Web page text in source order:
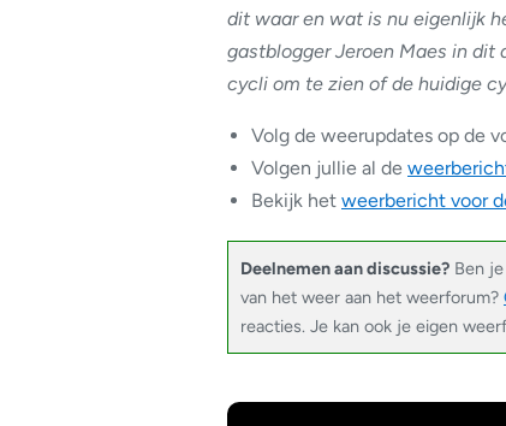
dit waar en wat is nu eigenlijk
gastblogger Jeroen Maes in dit
cycli om te zien of de huidige
Volg de weerupdates op de
Volgen jullie al de
Bekijk het weerbericht voor
Deelnemen aan discussie? Ben
van het weer aan het weerforum?
reacties. Je kan ook je eigen